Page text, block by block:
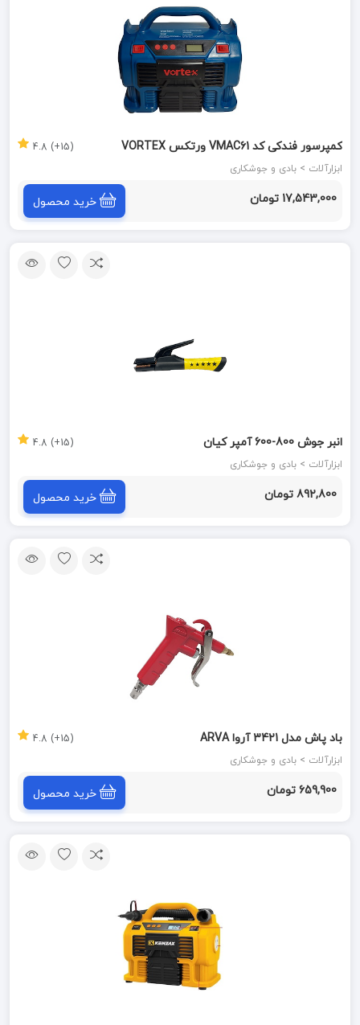
کمپرسور فندکی کد VMAC61 ورتکس VORTEX
ابزارآلات > بادی و جوشکاری
(15+) 4.8
17,543,000 تومان خرید محصول
انبر جوش 800-600 آمپر کیان
ابزارآلات > بادی و جوشکاری
(15+) 4.8
892,800 تومان خرید محصول
باد پاش مدل 3421 آروا ARVA
ابزارآلات > بادی و جوشکاری
(15+) 4.8
659,900 تومان خرید محصول